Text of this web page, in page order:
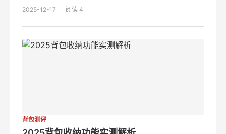
2025-12-17 阅读 4
背包测评